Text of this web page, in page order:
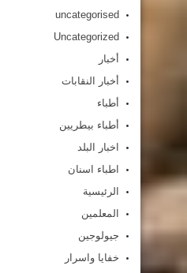
uncategorised
Uncategorized
أخبار
أخبار النقابات
أطباء
أطباء بيطريين
اخبار البلد
اطباء اسنان
الرئيسية
المعلمين
جيولوجين
خفايا واسرار